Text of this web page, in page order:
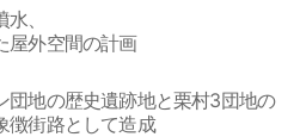
、
屋外空間の計画
団地の歴史遺跡地と栗村3団地の
徴街路として造成